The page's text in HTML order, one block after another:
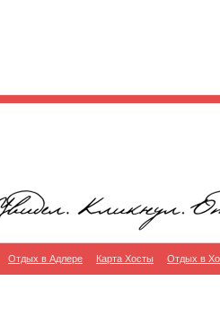
Отдых в Адлере Карта Хосты Отдых в